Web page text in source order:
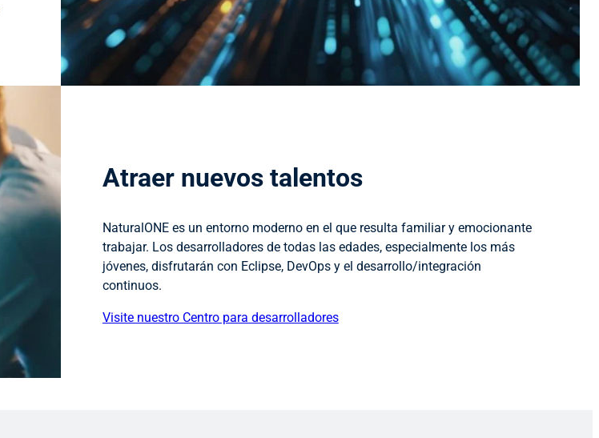
Atraer nuevos talentos
NaturalONE es un entorno moderno en el que resulta familiar y emocionante
trabajar. Los desarrolladores de todas las edades, especialmente los más
jóvenes, disfrutarán con Eclipse, DevOps y el desarrollo/integración
continuos.
Visite nuestro Centro para desarrolladores